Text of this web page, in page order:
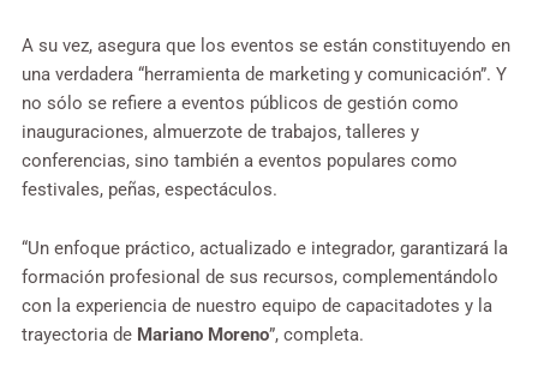
A su vez, asegura que los eventos se están constituyendo en
una verdadera “herramienta de marketing y comunicación”. Y
no sólo se refiere a eventos públicos de gestión como
inauguraciones, almuerzote de trabajos, talleres y
conferencias, sino también a eventos populares como
festivales, peñas, espectáculos.
“Un enfoque práctico, actualizado e integrador, garantizará la
formación profesional de sus recursos, complementándolo
con la experiencia de nuestro equipo de capacitadotes y la
trayectoria de Mariano Moreno”, completa.